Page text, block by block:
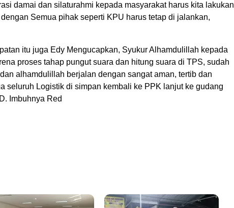
damai dan silaturahmi kepada masyarakat harus kita lakukan
Semua pihak seperti KPU harus tetap di jalankan,
itu juga Edy Mengucapkan, Syukur Alhamdulillah kepada
proses tahap pungut suara dan hitung suara di TPS, sudah
alhamdulillah berjalan dengan sangat aman, tertib dan
seluruh Logistik di simpan kembali ke PPK lanjut ke gudang
Imbuhnya Red